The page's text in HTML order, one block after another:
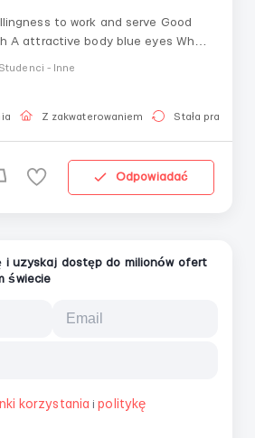
- Inne
Z zakwaterowaniem Stała praca
Odpowiadać
i uzyskaj dostęp do milionów ofert
świecie
korzystania i politykę